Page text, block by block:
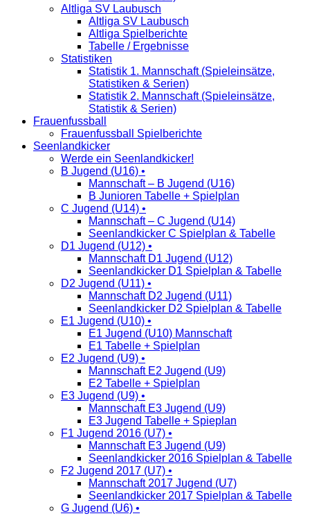
Altliga SV Laubusch
Altliga SV Laubusch
Altliga Spielberichte
Tabelle / Ergebnisse
Statistiken
Statistik 1. Mannschaft (Spieleinsätze,
Statistiken & Serien)
Statistik 2. Mannschaft (Spieleinsätze,
Statistik & Serien)
Frauenfussball
Frauenfussball Spielberichte
Seenlandkicker
Werde ein Seenlandkicker!
B Jugend (U16) •
Mannschaft – B Jugend (U16)
B Junioren Tabelle + Spielplan
C Jugend (U14) •
Mannschaft – C Jugend (U14)
Seenlandkicker C Spielplan & Tabelle
D1 Jugend (U12) •
Mannschaft D1 Jugend (U12)
Seenlandkicker D1 Spielplan & Tabelle
D2 Jugend (U11) •
Mannschaft D2 Jugend (U11)
Seenlandkicker D2 Spielplan & Tabelle
E1 Jugend (U10) •
E1 Jugend (U10) Mannschaft
E1 Tabelle + Spielplan
E2 Jugend (U9) •
Mannschaft E2 Jugend (U9)
E2 Tabelle + Spielplan
E3 Jugend (U9) •
Mannschaft E3 Jugend (U9)
E3 Jugend Tabelle + Spieplan
F1 Jugend 2016 (U7) •
Mannschaft E3 Jugend (U9)
Seenlandkicker 2016 Spielplan & Tabelle
F2 Jugend 2017 (U7) •
Mannschaft 2017 Jugend (U7)
Seenlandkicker 2017 Spielplan & Tabelle
G Jugend (U6) •